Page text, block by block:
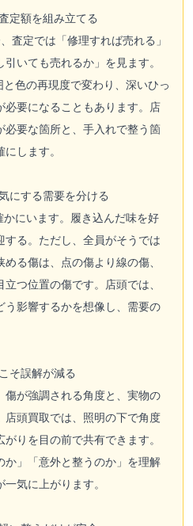
定額を組み立てる
査定では「修理すれば売れる」
いても売れるか」を見ます。
色の再現度で変わり、深いひっ
必要になることもあります。店
要な箇所と、手入れで整う箇
します。
にする需要を分ける
にいます。履き込んだ味を好
る。ただし、全員がそうでは
る傷は、点の傷より線の傷、
つ位置の傷です。店頭では、
う影響するかを想像し、需要の
そ誤解が減る
傷が強調される角度と、実物の
店頭買取では、照明の下で角度
りを目の前で共有できます。
か」「意外と整うのか」を理解
気に上がります。